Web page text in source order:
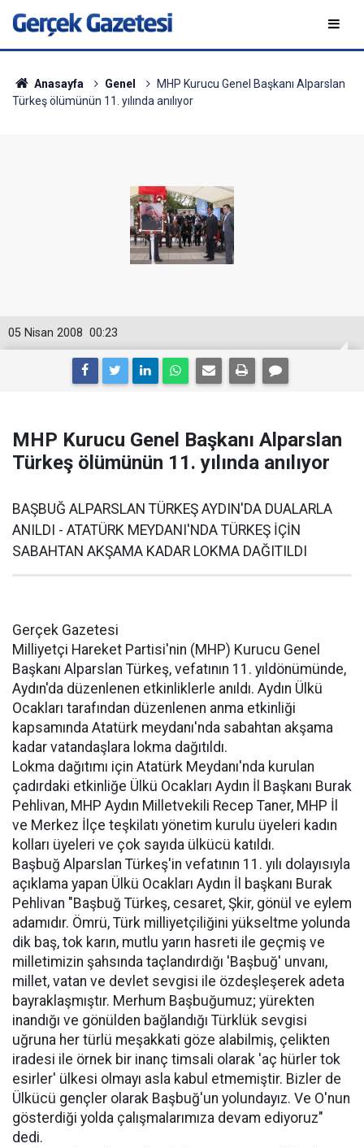
Anasayfa Genel
MHP Kurucu Genel Başkanı Alparslan
Türkeş ölümünün 11. yılında anılıyor
00:23
05 Nisan 2008
MHP Kurucu Genel Başkanı Alparslan
Türkeş ölümünün 11. yılında anılıyor
BAŞBUĞ ALPARSLAN TÜRKEŞ AYDIN'DA DUALARLA
ANILDI - ATATÜRK MEYDANI'NDA TÜRKEŞ İÇİN
SABAHTAN AKŞAMA KADAR LOKMA DAĞITILDI
Gerçek Gazetesi
Milliyetçi Hareket Partisi'nin (MHP) Kurucu Genel
Başkanı Alparslan Türkeş, vefatının 11. yıldönümünde,
Aydın'da düzenlenen etkinliklerle anıldı. Aydın Ülkü
Ocakları tarafından düzenlenen anma etkinliği
kapsamında Atatürk meydanı'nda sabahtan akşama
kadar vatandaşlara lokma dağıtıldı.
Lokma dağıtımı için Atatürk Meydanı'nda kurulan
çadırdaki etkinliğe Ülkü Ocakları Aydın İl Başkanı Burak
Pehlivan, MHP Aydın Milletvekili Recep Taner, MHP İl
ve Merkez İlçe teşkilatı yönetim kurulu üyeleri kadın
kolları üyeleri ve çok sayıda ülkücü katıldı.
Başbuğ Alparslan Türkeş'in vefatının 11. yılı dolayısıyla
açıklama yapan Ülkü Ocakları Aydın İl başkanı Burak
Pehlivan "Başbuğ Türkeş, cesaret, Şkir, gönül ve eylem
adamıdır. Ömrü, Türk milliyetçiliğini yükseltme yolunda
dik baş, tok karın, mutlu yarın hasreti ile geçmiş ve
milletimizin şahsında taçlandırdığı 'Başbuğ' unvanı,
millet, vatan ve devlet sevgisi ile özdeşleşerek adeta
bayraklaşmıştır. Merhum Başbuğumuz; yürekten
inandığı ve gönülden bağlandığı Türklük sevgisi
uğruna her türlü meşakkati göze alabilmiş, çelikten
iradesi ile örnek bir inanç timsali olarak 'aç hürler tok
esirler' ülkesi olmayı asla kabul etmemiştir. Bizler de
Ülkücü gençler olarak Başbuğ'un yolundayız. Ve O'nun
gösterdiği yolda çalışmalarımıza devam ediyoruz"
dedi.